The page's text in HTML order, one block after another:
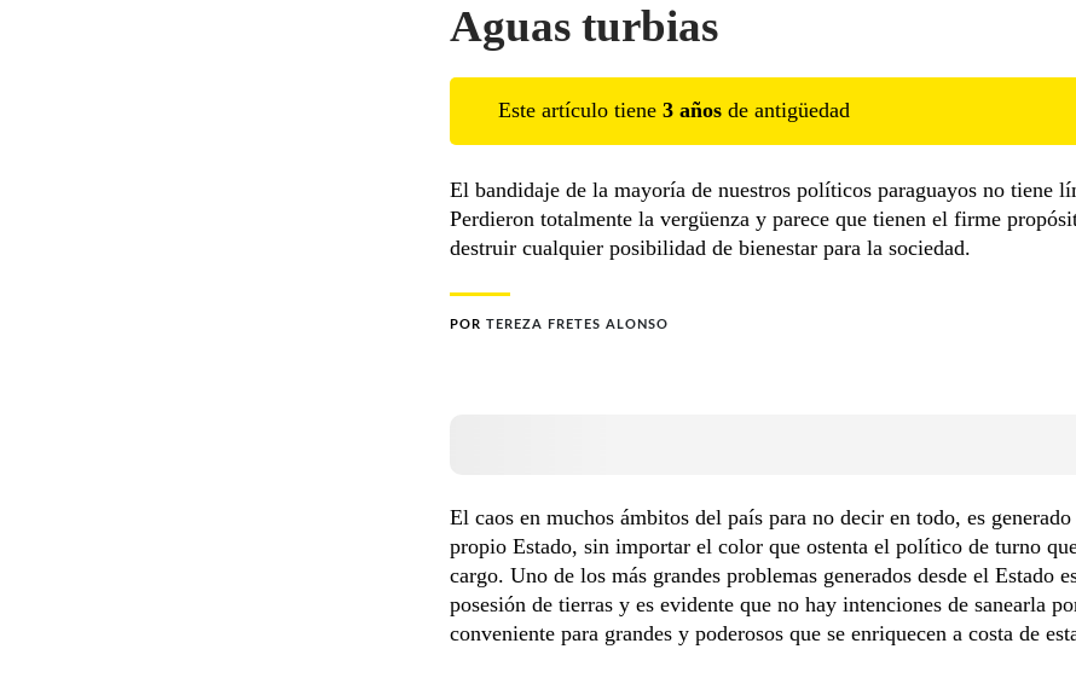
Aguas turbias
Este artículo tiene 3 años de antigüedad
El bandidaje de la mayoría de nuestros políticos paraguayos no tiene
Perdieron totalmente la vergüenza y parece que tienen el firme
destruir cualquier posibilidad de bienestar para la sociedad.
POR TEREZA FRETES ALONSO
El caos en muchos ámbitos del país para no decir en todo, es generado
propio Estado, sin importar el color que ostenta el político de turno
cargo. Uno de los más grandes problemas generados desde el Estado
posesión de tierras y es evidente que no hay intenciones de sanearla
conveniente para grandes y poderosos que se enriquecen a costa de